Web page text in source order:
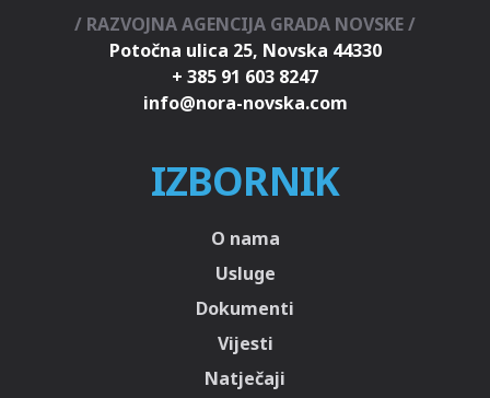
/ RAZVOJNA AGENCIJA GRADA NOVSKE /
Potočna ulica 25, Novska 44330
+ 385 91 603 8247
IZBORNIK
O nama
Usluge
Dokumenti
Vijesti
Natječaji